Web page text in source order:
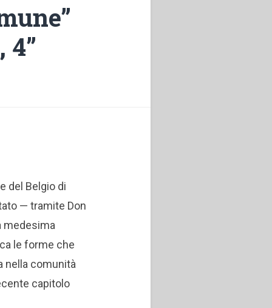
4”
del Belgio di
— tramite Don
medesima
le forme che
nella comunità
capitolo